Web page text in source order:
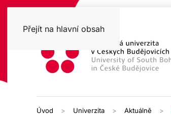
Přejít na hlavní obsah
Úvod Univerzita Aktuálně